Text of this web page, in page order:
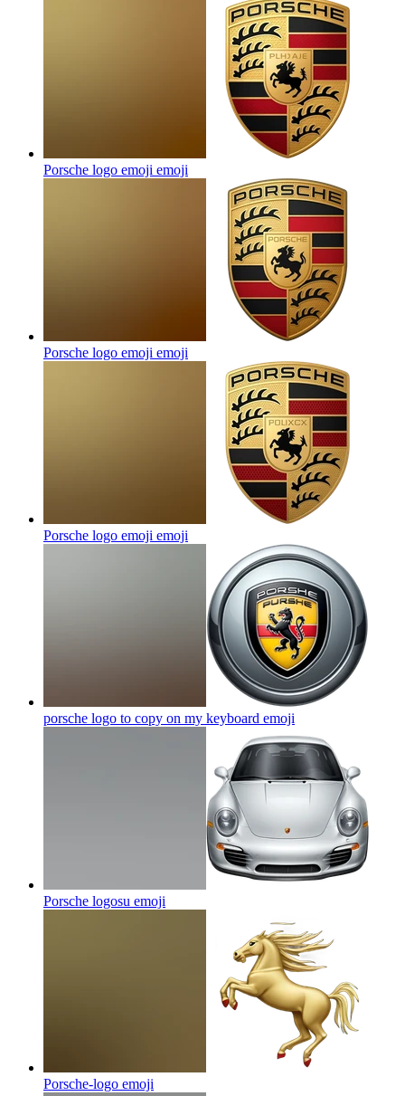
Porsche logo emoji emoji
Porsche logo emoji emoji
Porsche logo emoji emoji
porsche logo to copy on my keyboard emoji
Porsche logosu emoji
Porsche-logo emoji